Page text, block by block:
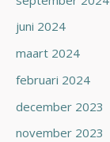
juni 2024
maart 2024
februari 2024
december 2023
november 2023